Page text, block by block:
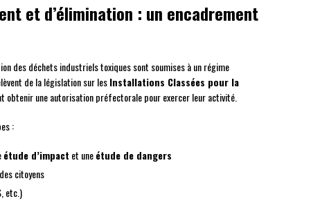
et d’élimination : un encadrement
des déchets industriels toxiques sont soumises à un régime
de la législation sur lesInstallations Classées pour la
obtenir une autorisation préfectorale pour exercer leur activité.
:
étude d’impact et uneétude de dangers
citoyens
etc.)